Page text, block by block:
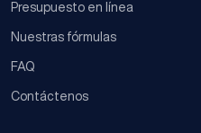
Presupuesto en línea
Nuestras fórmulas
FAQ
Contáctenos